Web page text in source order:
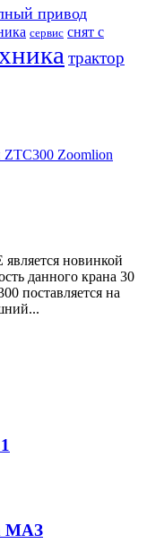
привод
сервис снят с
трактор
новинкой
данного крана 30
поставляется на
МАЗ